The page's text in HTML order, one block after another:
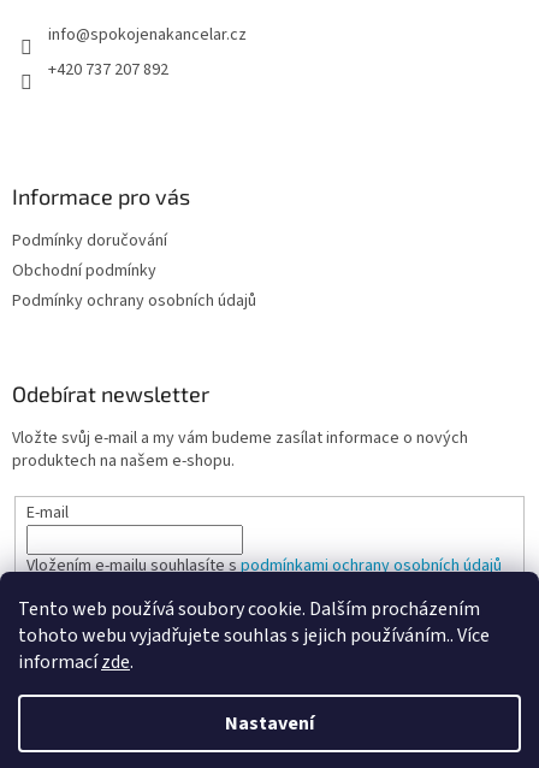
Tento web používá soubory cookie. Dalším procházením
tohoto webu vyjadřujete souhlas s jejich používáním.. Více
informacízde.
Nastavení
info@spokojenakancelar.cz
+420 737 207 892
Informace pro vás
Podmínky doručování
Obchodní podmínky
Podmínky ochrany osobních údajů
Odebírat newsletter
Vložte svůj e-mail a my vám budeme zasílat informace o nových
produktech na našem e-shopu.
E-mail
Vložením e-mailu souhlasíte spodmínkami ochrany osobních údajů
PŘIHLÁSIT SE
Vytvořil Shoptet